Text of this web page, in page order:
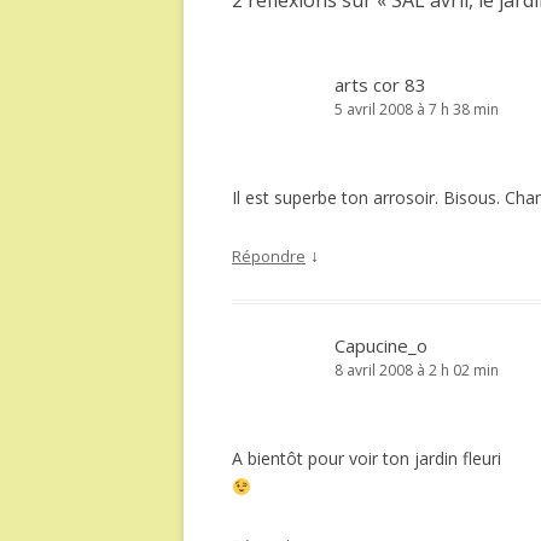
arts cor 83
5 avril 2008 à 7 h 38 min
Il est superbe ton arrosoir. Bisous.
Répondre ↓
Capucine_o
8 avril 2008 à 2 h 02 min
A bientôt pour voir ton jardin fleuri